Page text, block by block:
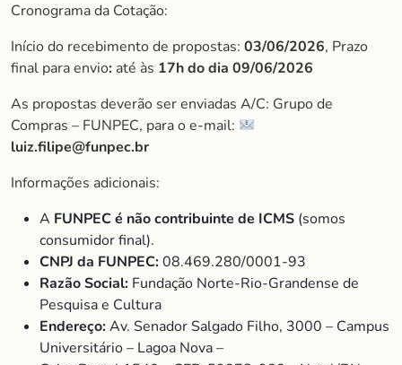
Cronograma da Cotação:
Início do recebimento de propostas: 03/06/2026, Prazo
final para envio: até às 17h do dia 09/06/2026
As propostas deverão ser enviadas A/C: Grupo de
Compras – FUNPEC, para o e-mail:
luiz.filipe@funpec.br
Informações adicionais:
A FUNPEC é não contribuinte de ICMS (somos
consumidor final).
CNPJ da FUNPEC:08.469.280/0001-93
Razão Social: Fundação Norte-Rio-Grandense de
Pesquisa e Cultura
Endereço:Av. Senador Salgado Filho, 3000 – Campus
Universitário – Lagoa Nova –